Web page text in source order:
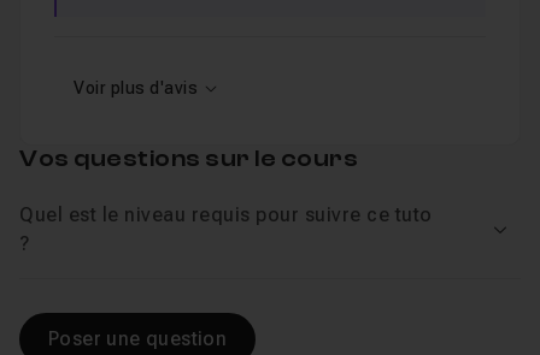
Voir plus d'avis
Vos questions sur le cours
Quel est le niveau requis pour suivre ce tuto
?
Poser une question